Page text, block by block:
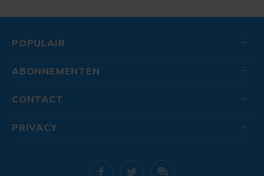
POPULAIR
ABONNEMENTEN
CONTACT
PRIVACY